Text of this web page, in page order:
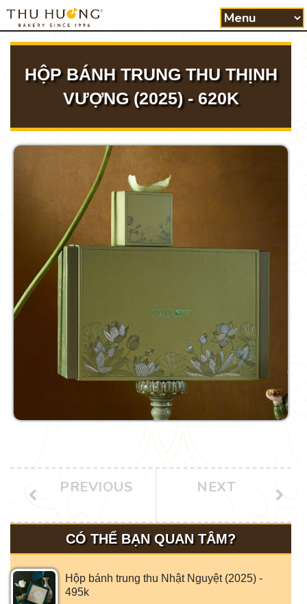
HỘP BÁNH TRUNG THU THỊNH
VƯỢNG (2025) - 620K
NEXT
PREVIOUS
CÓ THỂ BẠN QUAN TÂM?
Hộp bánh trung thu Nhật Nguyệt (2025) -
495k